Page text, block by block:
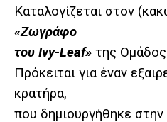
Καταλογίζεται στον
«Ζωγράφο
του Ivy-Leaf» της
Πρόκειται για έναν
κρατήρα,
που δημιουργήθηκε στην